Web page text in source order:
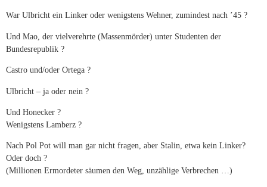
War Ulbricht ein Linker oder wenigstens Wehner, zumindest nach ’45 ?
Und Mao, der vielverehrte (Massenmörder) unter Studenten der
Bundesrepublik ?
Castro und/oder Ortega ?
Ulbricht – ja oder nein ?
Und Honecker ?
Wenigstens Lamberz ?
Nach Pol Pot will man gar nicht fragen, aber Stalin, etwa kein Linker?
Oder doch ?
(Millionen Ermordeter säumen den Weg, unzählige Verbrechen …)